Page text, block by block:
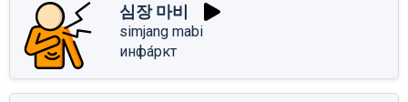
심장 마비
simjang mabi
инфа́ркт